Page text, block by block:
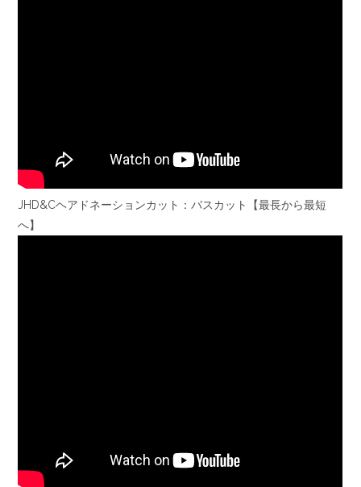
JHD&Cヘアドネーションカット：バスカット【最長から最短
へ】